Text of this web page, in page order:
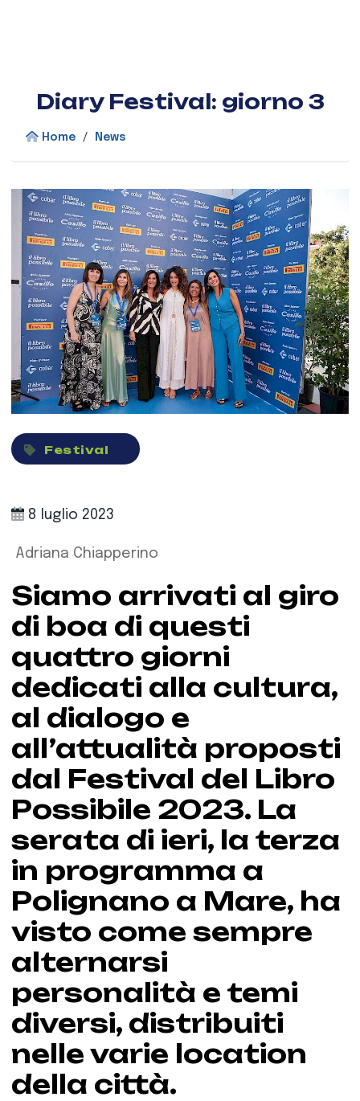
Diary Festival: giorno 3
Home / News
Festival
8 luglio 2023
Adriana Chiapperino
Siamo arrivati al giro
di boa di questi
quattro giorni
dedicati alla cultura,
al dialogo e
all’attualità proposti
dal Festival del Libro
Possibile 2023. La
serata di ieri, la terza
in programma a
Polignano a Mare, ha
visto come sempre
alternarsi
personalità e temi
diversi, distribuiti
nelle varie location
della città.